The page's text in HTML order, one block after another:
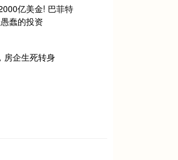
亿美金! 巴菲特
蠢的投资
房企生死转身